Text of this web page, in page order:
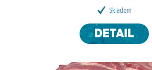
Skladem
DETAIL